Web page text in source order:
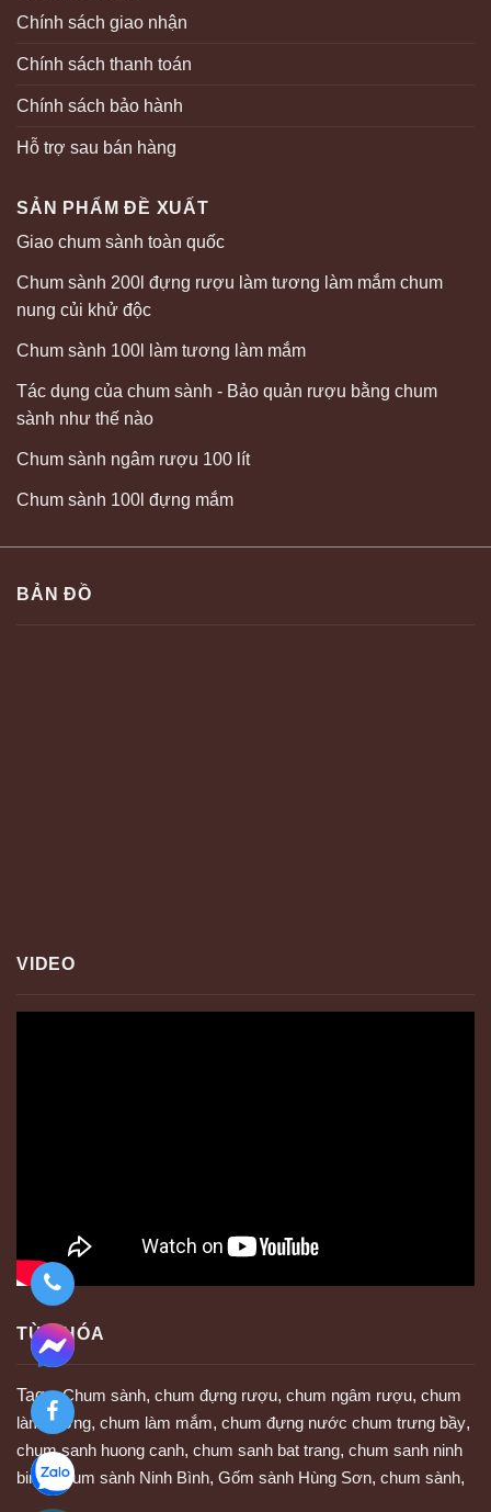
Chính sách giao nhận
Chính sách thanh toán
Chính sách bảo hành
Hỗ trợ sau bán hàng
SẢN PHẨM ĐỀ XUẤT
Giao chum sành toàn quốc
Chum sành 200l đựng rượu làm tương làm mắm chum
nung củi khử độc
Chum sành 100l làm tương làm mắm
Tác dụng của chum sành - Bảo quản rượu bằng chum
sành như thế nào
Chum sành ngâm rượu 100 lít
Chum sành 100l đựng mắm
BẢN ĐỒ
VIDEO
TỪ KHÓA
Tags:Chum sành, chum đựng rượu, chum ngâm rượu, chum
làm tương, chum làm mắm, chum đựng nước chum trưng bầy,
chum sanh huong canh, chum sanh bat trang, chum sanh ninh
binh,chum sành Ninh Bình, Gốm sành Hùng Sơn, chum sành,